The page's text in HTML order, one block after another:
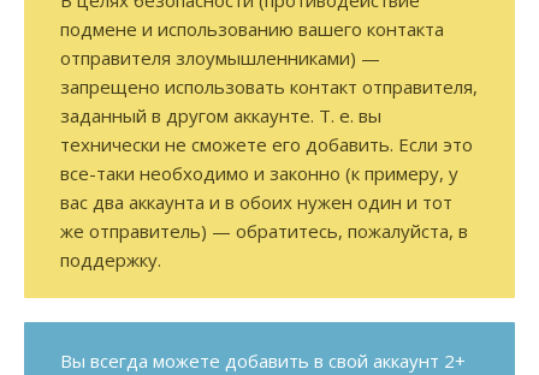
подмене и использованию вашего контакта
отправителя злоумышленниками) —
запрещено использовать контакт отправителя,
заданный в другом аккаунте. Т. е. вы
технически не сможете его добавить. Если это
все-таки необходимо и законно (к примеру, у
вас два аккаунта и в обоих нужен один и тот
же отправитель) — обратитесь, пожалуйста, в
поддержку.
Вы всегда можете добавить в свой аккаунт 2+